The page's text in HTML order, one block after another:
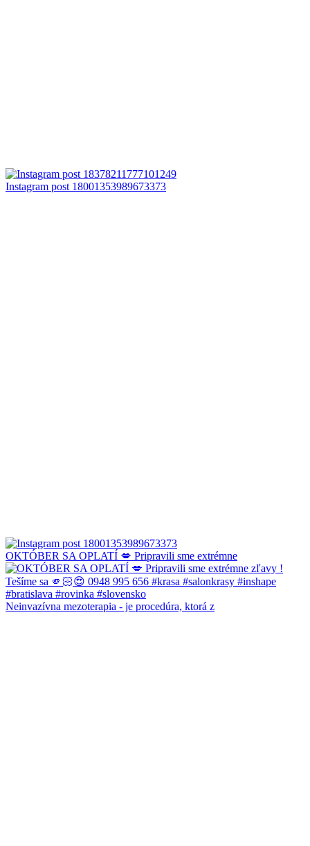
Instagram post 18001353989673373
OKTÓBER SA OPLATÍ 💋 Pripravili sme extrémne
Neinvazívna mezoterapia - je procedúra, ktorá z